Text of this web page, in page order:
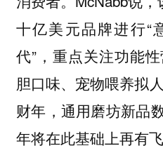
十亿美元品牌进行“
代”，重点关注功能
胆口味、宠物喂养拟
财年，通用磨坊新品
年将在此基础上再有飞